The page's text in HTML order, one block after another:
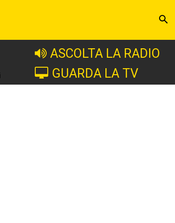
ASCOLTA LA RADIO
GUARDA LA TV